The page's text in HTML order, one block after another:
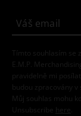
Tímto souhlasím se
E.M.P.
pravidelně mi
budou zpracovány
Můj souhlas mohu
Unsubscribe here